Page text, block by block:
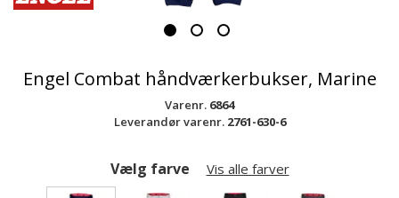
Engel Combat håndværkerbukser, Marine
Varenr. 6864
Leverandør varenr. 2761-630-6
Vælg farve Vis alle farver